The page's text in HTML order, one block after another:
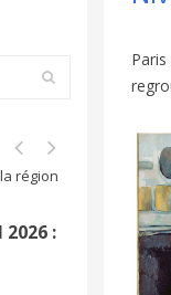
2026 :
2026 |
283